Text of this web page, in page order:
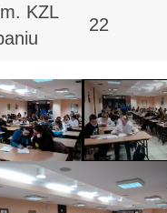
KZL
22